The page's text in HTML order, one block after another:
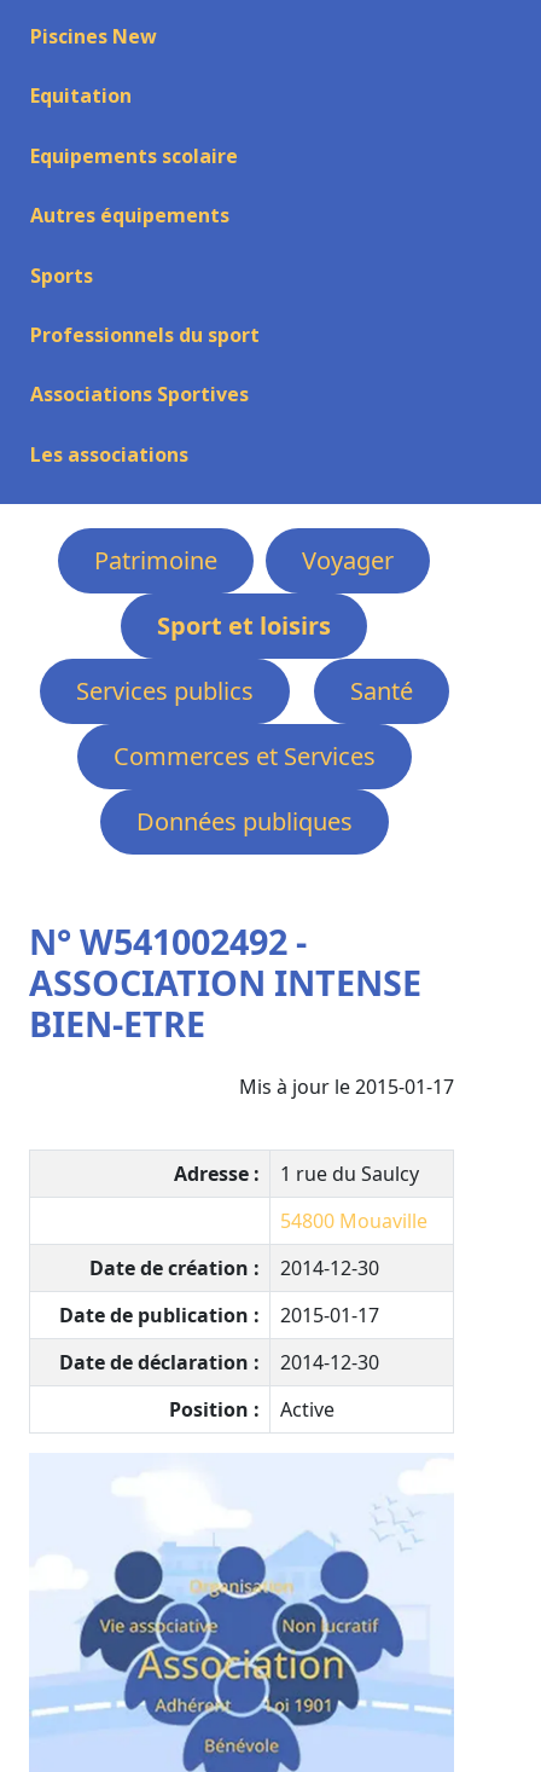
Piscines New
Equitation
Equipements scolaire
Autres équipements
Sports
Professionnels du sport
Associations Sportives
Les associations
Patrimoine
Voyager
Sport et loisirs
Services publics
Santé
Commerces et Services
Données publiques
N° W541002492 -
ASSOCIATION INTENSE
BIEN-ETRE
Mis à jour le 2015-01-17
Adresse :
1 rue du Saulcy
54800 Mouaville
Date de création :
2014-12-30
Date de publication :
2015-01-17
Date de déclaration :
2014-12-30
Position :
Active